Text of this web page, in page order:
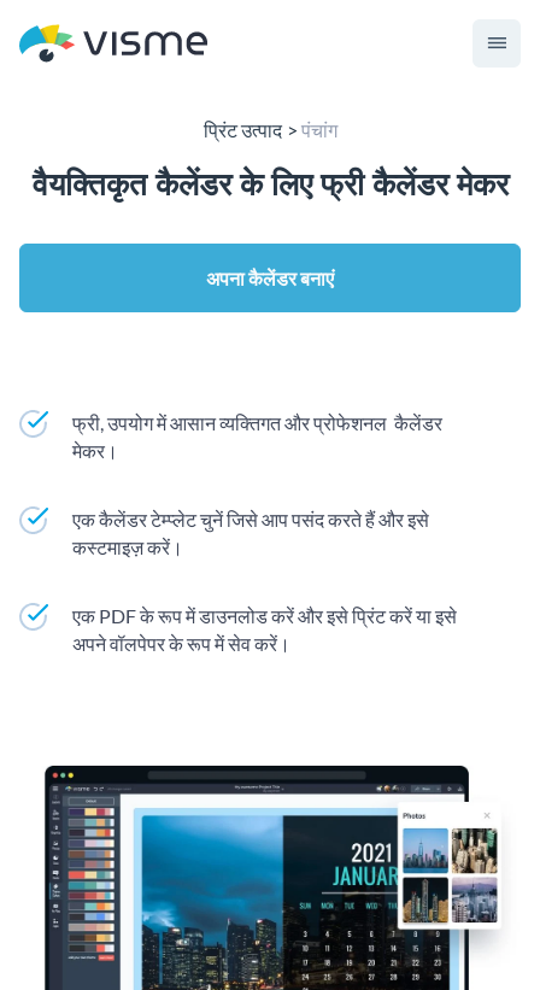
प्रिंट उत्पाद पंचांग
वैयक्तिकृत कैलेंडर के लिए फ्री कैलेंडर मेकर
अपना कैलेंडर बनाएं
फ्री, उपयोग में आसान व्यक्तिगत और प्रोफेशनल कैलेंडर
मेकर।
एक कैलेंडर टेम्प्लेट चुनें जिसे आप पसंद करते हैं और इसे
कस्टमाइज़ करें।
एक PDF के रूप में डाउनलोड करें और इसे प्रिंट करें या इसे
अपने वॉलपेपर के रूप में सेव करें।